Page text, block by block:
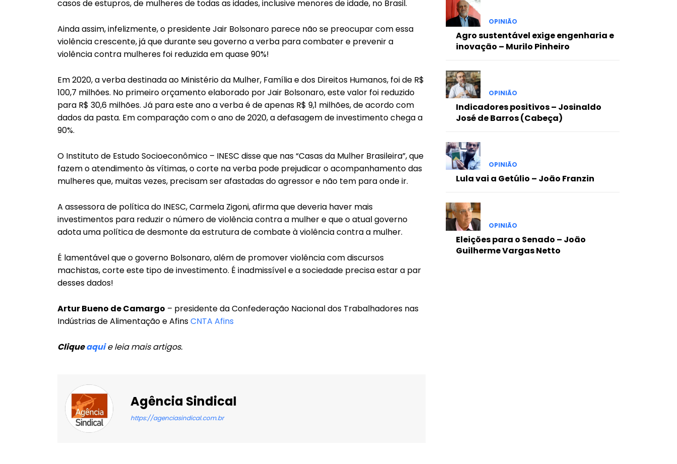
casos de estupros, de mulheres de todas as idades, inclusive menores de idade, no Brasil.
Ainda assim, infelizmente, o presidente Jair Bolsonaro parece não se preocupar com essa
violência crescente, já que durante seu governo a verba para combater e prevenir a
violência contra mulheres foi reduzida em quase 90%!
Em 2020, a verba destinada ao Ministério da Mulher, Família e dos Direitos Humanos, foi de R$
100,7 milhões. No primeiro orçamento elaborado por Jair Bolsonaro, este valor foi reduzido
para R$ 30,6 milhões. Já para este ano a verba é de apenas R$ 9,1 milhões, de acordo com
dados da pasta. Em comparação com o ano de 2020, a defasagem de investimento chega a
90%.
O Instituto de Estudo Socioeconômico – INESC disse que nas “Casas da Mulher Brasileira”, que
fazem o atendimento às vítimas, o corte na verba pode prejudicar o acompanhamento das
mulheres que, muitas vezes, precisam ser afastadas do agressor e não tem para onde ir.
A assessora de política do INESC, Carmela Zigoni, afirma que deveria haver mais
investimentos para reduzir o número de violência contra a mulher e que o atual governo
adota uma política de desmonte da estrutura de combate à violência contra a mulher.
É lamentável que o governo Bolsonaro, além de promover violência com discursos
machistas, corte este tipo de investimento. É inadmissível e a sociedade precisa estar a par
desses dados!
Artur Bueno de Camargo – presidente da Confederação Nacional dos Trabalhadores nas
Indústrias de Alimentação e AfinsCNTA Afins
Cliqueaquie leia mais artigos.
Agência Sindical
https://agenciasindical.com.br
OPINIÃO
Agro sustentável exige engenharia e
inovação – Murilo Pinheiro
OPINIÃO
Indicadores positivos – Josinaldo
José de Barros (Cabeça)
OPINIÃO
Lula vai a Getúlio – João Franzin
OPINIÃO
Eleições para o Senado – João
Guilherme Vargas Netto